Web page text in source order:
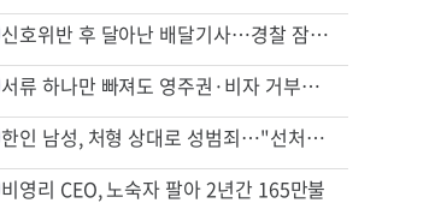
신호위반 후 달아난 배달기사…경찰 잠복해 잡고보니 ‘반전’
서류 하나만 빠져도 영주권·비자 거부…심사관 재량권 대폭 확대
한인 남성, 처형 상대로 성범죄…"선처해줬더니 배신자 취급"
비영리 CEO, 노숙자 팔아 2년간 165만불